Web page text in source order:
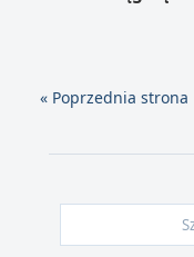
« Poprzednia strona